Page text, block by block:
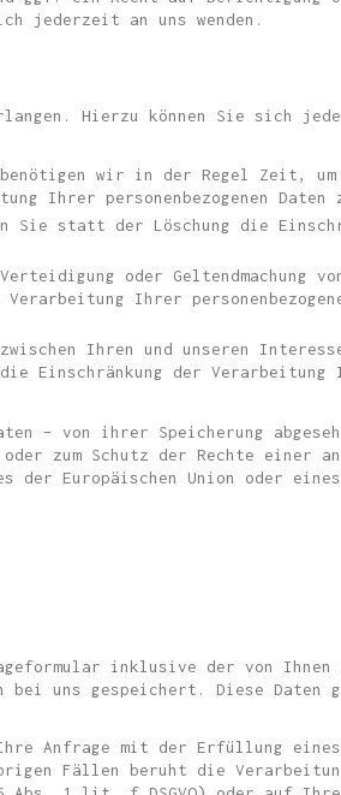
jederzeit an uns wenden.
Hierzu können Sie sich
wir in der Regel Zeit,
Ihrer personenbezogenen Daten
Sie statt der Löschung die
oder Geltendmachung
Ihrer
Ihren und unseren
Einschränkung der Verarbeitung
– von ihrer Speicherung
zum Schutz der Rechte einer
Europäischen Union oder
inklusive der von
bei uns gespeichert. Diese Daten
Anfrage mit der Erfüllung
Fällen beruht die